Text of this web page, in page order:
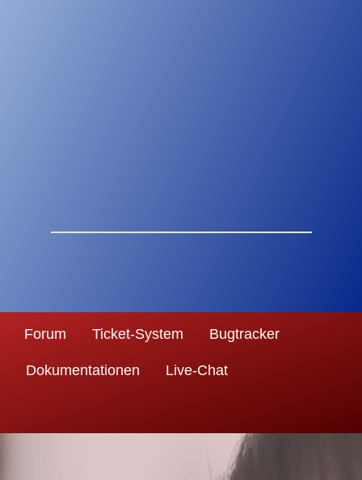
Forum Ticket-System Bugtracker
Dokumentationen Live-Chat